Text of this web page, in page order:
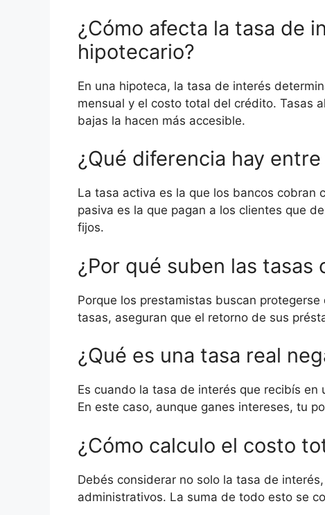
¿Cómo afecta la tasa de
hipotecario?
En una hipoteca, la tasa de interés
mensual y el costo total del crédito. Tasas
bajas la hacen más accesible.
¿Qué diferencia hay
La tasa activa es la que los bancos cobran
pasiva es la que pagan a los clientes que
fijos.
¿Por qué suben las tasas
Porque los prestamistas buscan
tasas, aseguran que el retorno de sus
¿Qué es una tasa real
Es cuando la tasa de interés que recibís
En este caso, aunque ganes intereses, tu
¿Cómo calculo el costo
Debés considerar no solo la tasa de
administrativos. La suma de todo esto se